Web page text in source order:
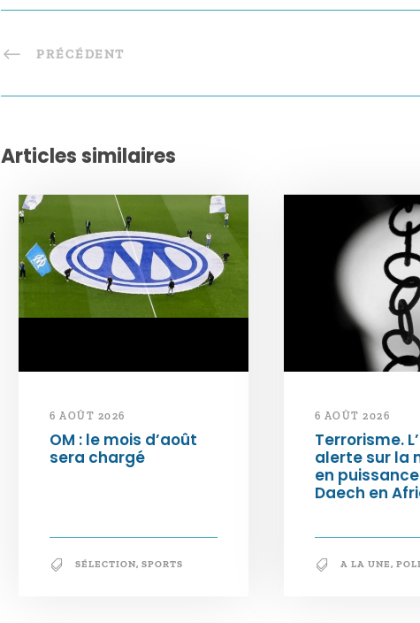
PRÉCÉDENT
Articles similaires
6 AOÛT 2026
OM : le mois d’août
sera chargé
SÉLECTION, SPORTS
6 AOÛT 2026
Terrorisme.
alerte sur la
en
Daech en
A LA UNE,